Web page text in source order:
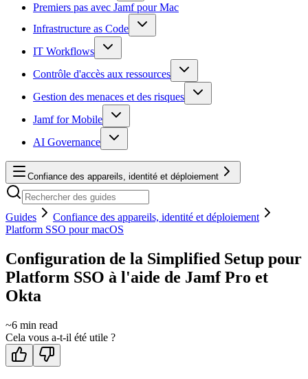
Premiers pas avec Jamf pour Mac
Infrastructure as Code
IT Workflows
Contrôle d'accès aux ressources
Gestion des menaces et des risques
Jamf for Mobile
AI Governance
Confiance des appareils, identité et déploiement
Guides
Confiance des appareils, identité et déploiement
Platform SSO pour macOS
Configuration de la Simplified Setup pour
Platform SSO à l'aide de Jamf Pro et
Okta
~6 min read
Cela vous a-t-il été utile ?